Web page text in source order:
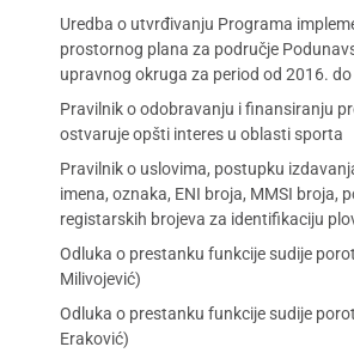
Uredba o utvrđivanju Programa
prostornog plana za područje
upravnog okruga za period od 2016.
Pravilnik o odobravanju i finansiranju
ostvaruje opšti interes u oblasti sporta
Pravilnik o uslovima, postupku
imena, oznaka, ENI broja, MMSI broja,
registarskih brojeva za identifikaciju
Odluka o prestanku funkcije sudije
Milivojević)
Odluka o prestanku funkcije sudije
Eraković)